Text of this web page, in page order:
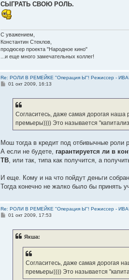
СЫГРАТЬ СВОЮ РОЛЬ.
С уважением,
Константин Стеклов,
продюсер проекта "Народное кино"
...и еще много замечательных коллег!
Re: РОЛИ В РЕМЕЙКЕ "Операция Ы"! Режиссер -
С01 окт 2009, 16:13
Согласитесь, даже самая дорогая наша
премьеры)))) Это называется
Мош тогда в кредит под отбивычные роли
А если не будете, гарантируется ли в
ТВ , или так, типа как получится, а
И еще. Кому и на что пойдут деньги
Тогда конечно не жалко было бы принять
Re: РОЛИ В РЕМЕЙКЕ "Операция Ы"! Режиссер -
С01 окт 2009, 17:53
Якша:
Согласитесь, даже самая дорогая
премьеры)))) Это называется